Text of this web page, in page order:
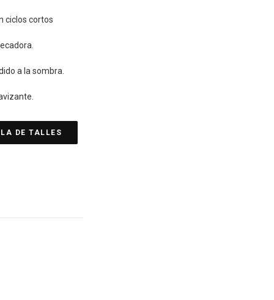
ciclos cortos
a la sombra.
DE TALLES